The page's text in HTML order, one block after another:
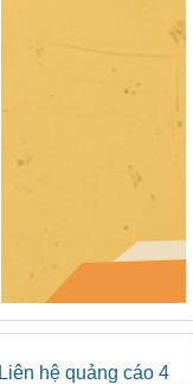
Liên hệ quảng cáo 4